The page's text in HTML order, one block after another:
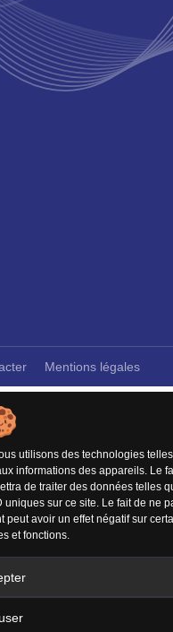
utilisons des technologies
informations des appareils. Le
de traiter des données telles
sur ce site. Le fait de ne
peut avoir un effet négatif sur
et fonctions.
Mentions légales